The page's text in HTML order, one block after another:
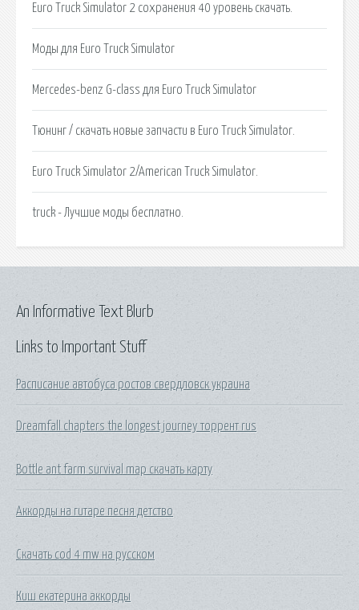
Euro Truck Simulator 2 сохранения 40 уровень скачать.
Моды для Euro Truck Simulator
Mercedes-benz G-class для Euro Truck Simulator
Тюнинг / скачать новые запчасти в Euro Truck Simulator.
Euro Truck Simulator 2/American Truck Simulator.
truck - Лучшие моды бесплатно.
Links to Important Stuff
Расписание автобуса ростов свердловск украина
Dreamfall chapters the longest journey торрент rus
Bottle ant farm survival map скачать карту
Аккорды на гитаре песня детство
Скачать cod 4 mw на русском
Киш екатерина аккорды
An Informative Text Blurb